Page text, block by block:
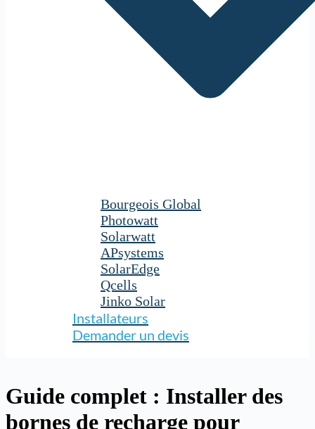
Bourgeois Global
Photowatt
Solarwatt
APsystems
SolarEdge
Qcells
Jinko Solar
Installateurs
Demander un devis
Guide complet : Installer des
bornes de recharge pour